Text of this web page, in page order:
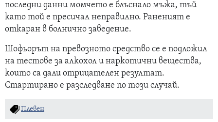
последни данни момчето е блъснало мъжа, тъй
като той е пресичал неправилно. Раненият е
откаран в болнично заведение.
Шофьорът на превозното средство се е подложил
на тестове за алкохол и наркотични вещества,
които са дали отрицателен резултат.
Стартирано е разследване по този случай.
Плевен